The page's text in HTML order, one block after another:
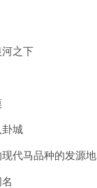
之下
城
代马品种的发源地